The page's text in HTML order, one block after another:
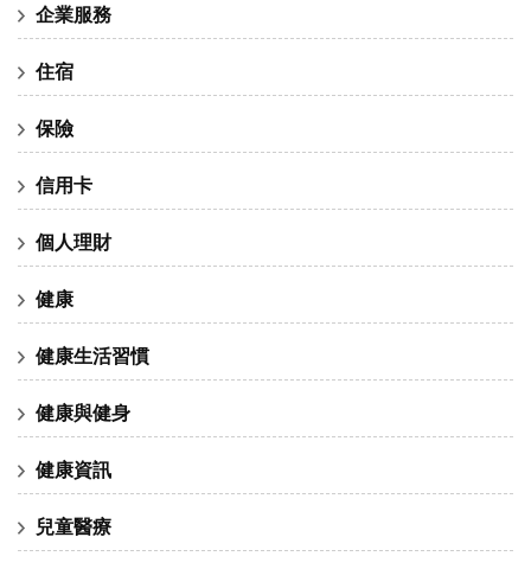
企業服務
住宿
保險
信用卡
個人理財
健康
健康生活習慣
健康與健身
健康資訊
兒童醫療